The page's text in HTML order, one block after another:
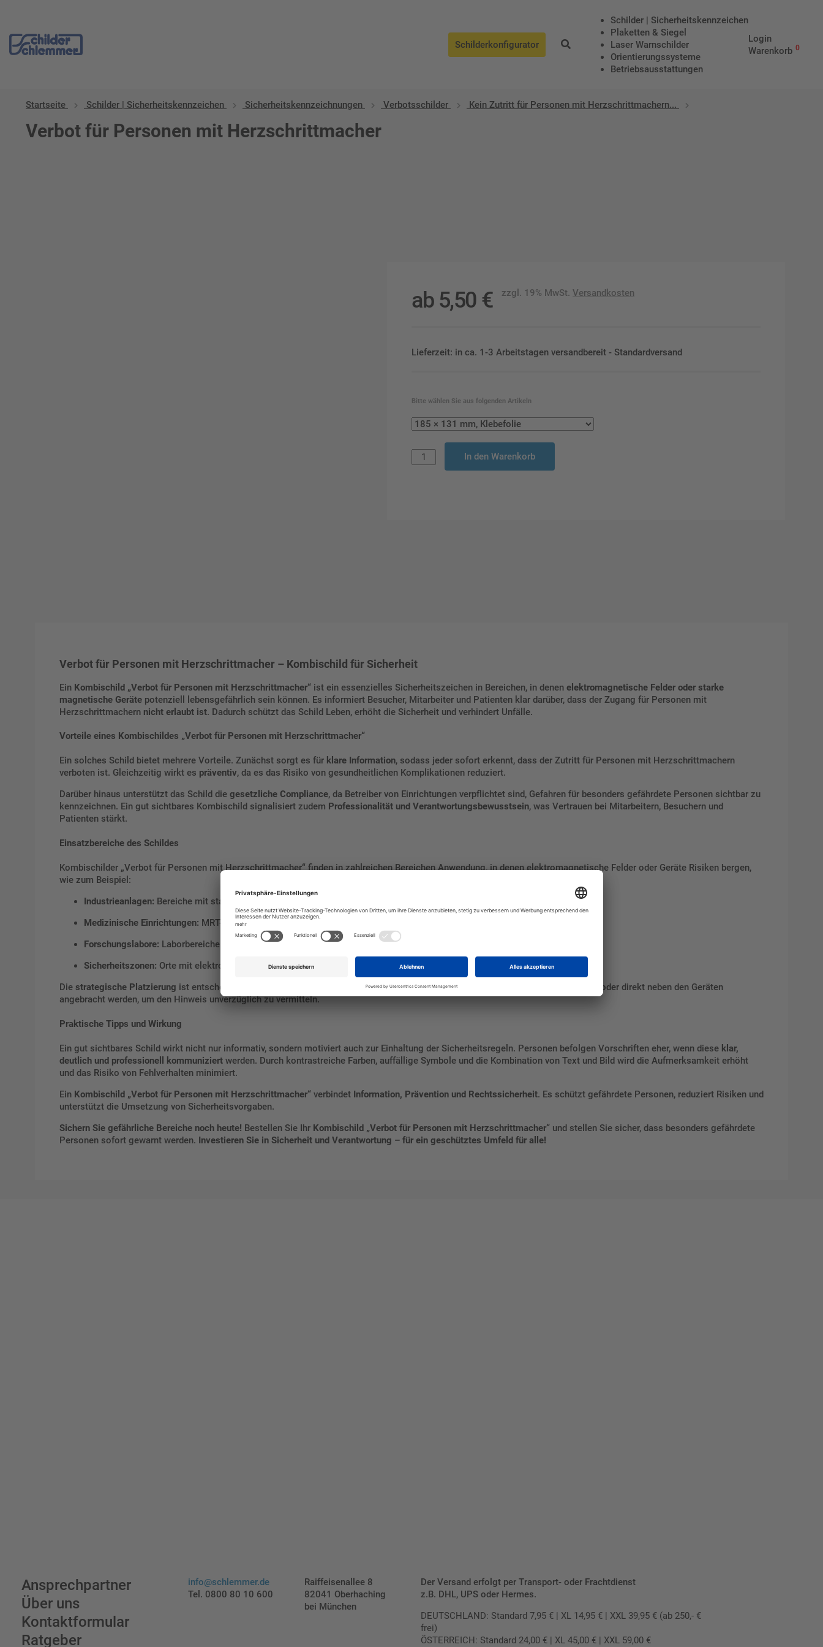
Schilderkonfigurator
Schilder | Sicherheitskennzeichen
Plaketten & Siegel
Laser Warnschilder
Orientierungssysteme
Betriebs­aus­stattungen
Login
Warenkorb 0
Startseite Schilder | Sicherheitskennzeichen Sicherheitskennzeichnungen Verbotsschilder Kein Zutritt für Personen mit Herzschrittmachern...
Verbot für Personen mit Herzschrittmacher
ab 5,50 € zzgl. 19% MwSt.Versandkosten
Lieferzeit: in ca. 1-3 Arbeitstagen versandbereit - Standardversand
Bitte wählen Sie aus folgenden Artikeln
In den Warenkorb
Verbot für Personen mit Herzschrittmacher – Kombischild für Sicherheit
Ein Kombischild „Verbot für Personen mit Herzschrittmacher“ ist ein essenzielles Sicherheitszeichen in Bereichen, in denen elektromagnetische Felder oder starke
magnetische Geräte potenziell lebensgefährlich sein können. Es informiert Besucher, Mitarbeiter und Patienten klar darüber, dass der Zugang für Personen mit
Herzschrittmachern nicht erlaubt ist. Dadurch schützt das Schild Leben, erhöht die Sicherheit und verhindert Unfälle.
Vorteile eines Kombischildes „Verbot für Personen mit Herzschrittmacher“
Ein solches Schild bietet mehrere Vorteile. Zunächst sorgt es für klare Information, sodass jeder sofort erkennt, dass der Zutritt für Personen mit Herzschrittmachern
verboten ist. Gleichzeitig wirkt es präventiv, da es das Risiko von gesundheitlichen Komplikationen reduziert.
Darüber hinaus unterstützt das Schild die gesetzliche Compliance, da Betreiber von Einrichtungen verpflichtet sind, Gefahren für besonders gefährdete Personen sichtbar zu
kennzeichnen. Ein gut sichtbares Kombischild signalisiert zudem Professionalität und Verantwortungsbewusstsein, was Vertrauen bei Mitarbeitern, Besuchern und
Patienten stärkt.
Einsatzbereiche des Schildes
Kombischilder „Verbot für Personen mit Herzschrittmacher“ finden in zahlreichen Bereichen Anwendung, in denen elektromagnetische Felder oder Geräte Risiken bergen,
wie zum Beispiel:
Industrieanlagen: Bereiche mit starken Magneten, Hochspannungsanlagen oder Induktionsöfen
Medizinische Einrichtungen: MRT-Räume oder andere diagnostische Geräte mit starkem Magnetfeld
Forschungslabore: Laborbereiche mit Hochfrequenz- oder Magnetfeldern
Sicherheitszonen: Orte mit elektromagnetischen Feldern oder experimenteller Technik
Die strategische Platzierung ist entscheidend. Das Schild sollte gut sichtbar an Eingängen, Zugängen zu den gefährdeten Bereichen oder direkt neben den Geräten
angebracht werden, um den Hinweis unverzüglich zu vermitteln.
Praktische Tipps und Wirkung
Ein gut sichtbares Schild wirkt nicht nur informativ, sondern motiviert auch zur Einhaltung der Sicherheitsregeln. Personen befolgen Vorschriften eher, wenn diese klar,
deutlich und professionell kommuniziert werden. Durch kontrastreiche Farben, auffällige Symbole und die Kombination von Text und Bild wird die Aufmerksamkeit erhöht
und das Risiko von Fehlverhalten minimiert.
Ein Kombischild „Verbot für Personen mit Herzschrittmacher“ verbindet Information, Prävention und Rechtssicherheit. Es schützt gefährdete Personen, reduziert Risiken und
unterstützt die Umsetzung von Sicherheitsvorgaben.
Sichern Sie gefährliche Bereiche noch heute! Bestellen Sie Ihr Kombischild „Verbot für Personen mit Herzschrittmacher“ und stellen Sie sicher, dass besonders gefährdete
Personen sofort gewarnt werden. Investieren Sie in Sicherheit und Verantwortung – für ein geschütztes Umfeld für alle!
Ansprechpartner
Über uns
Kontaktformular
Ratgeber
info@schlemmer.de
Tel. 0800 80 10 600
Raiffeisenallee 8
82041 Oberhaching
bei München
Der Versand erfolgt per Transport- oder Frachtdienst
z.B. DHL, UPS oder Hermes.
DEUTSCHLAND: Standard 7,95 € | XL 14,95 € | XXL 39,95 € (ab 250,- €
frei)
ÖSTERREICH: Standard 24,00 € | XL 45,00 € | XXL 59,00 €